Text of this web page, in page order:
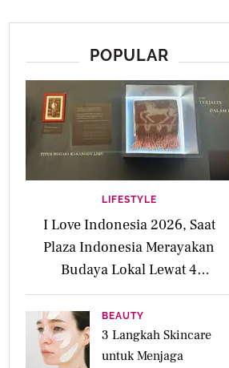
POPULAR
LIFESTYLE
I Love Indonesia 2026, Saat
Plaza Indonesia Merayakan
Budaya Lokal Lewat 4
Pengalaman Inspiratif
BEAUTY
3 Langkah Skincare
untuk Menjaga